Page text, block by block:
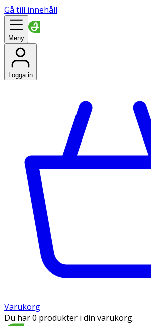
Gå till innehåll
Meny
Logga in
Varukorg
Du har 0 produkter i din varukorg.